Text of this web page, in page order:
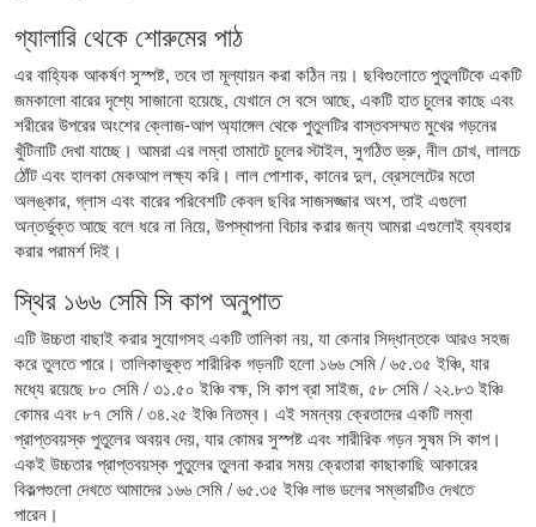
গ্যালারি থেকে শোরুমের পাঠ
এর বাহ্যিক আকর্ষণ সুস্পষ্ট, তবে তা মূল্যায়ন করা কঠিন নয়। ছবিগুলোতে পুতুলটিকে একটি
জমকালো বারের দৃশ্যে সাজানো হয়েছে, যেখানে সে বসে আছে, একটি হাত চুলের কাছে এবং
শরীরের উপরের অংশের ক্লোজ-আপ অ্যাঙ্গেল থেকে পুতুলটির বাস্তবসম্মত মুখের গড়নের
খুঁটিনাটি দেখা যাচ্ছে। আমরা এর লম্বা তামাটে চুলের স্টাইল, সুগঠিত ভ্রু, নীল চোখ, লালচে
ঠোঁট এবং হালকা মেকআপ লক্ষ্য করি। লাল পোশাক, কানের দুল, ব্রেসলেটের মতো
অলঙ্কার, গ্লাস এবং বারের পরিবেশটি কেবল ছবির সাজসজ্জার অংশ, তাই এগুলো
অন্তর্ভুক্ত আছে বলে ধরে না নিয়ে, উপস্থাপনা বিচার করার জন্য আমরা এগুলোই ব্যবহার
করার পরামর্শ দিই।
স্থির ১৬৬ সেমি সি কাপ অনুপাত
এটি উচ্চতা বাছাই করার সুযোগসহ একটি তালিকা নয়, যা কেনার সিদ্ধান্তকে আরও সহজ
করে তুলতে পারে। তালিকাভুক্ত শারীরিক গড়নটি হলো ১৬৬ সেমি / ৬৫.৩৫ ইঞ্চি, যার
মধ্যে রয়েছে ৮০ সেমি / ৩১.৫০ ইঞ্চি বক্ষ, সি কাপ ব্রা সাইজ, ৫৮ সেমি / ২২.৮৩ ইঞ্চি
কোমর এবং ৮৭ সেমি / ৩৪.২৫ ইঞ্চি নিতম্ব। এই সমন্বয় ক্রেতাদের একটি লম্বা
প্রাপ্তবয়স্ক পুতুলের অবয়ব দেয়, যার কোমর সুস্পষ্ট এবং শারীরিক গড়ন সুষম সি কাপ।
একই উচ্চতার প্রাপ্তবয়স্ক পুতুলের তুলনা করার সময় ক্রেতারা কাছাকাছি আকারের
বিকল্পগুলো দেখতে আমাদের ১৬৬ সেমি / ৬৫.৩৫ ইঞ্চি লাভ ডলের সম্ভারটিও দেখতে
পারেন।